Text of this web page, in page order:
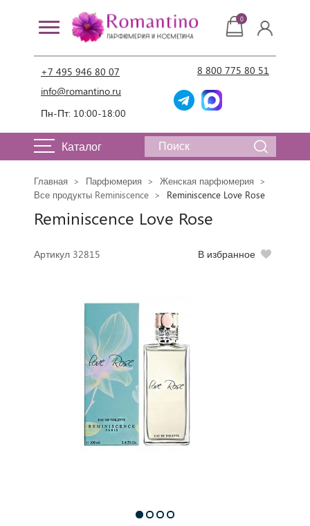
+7 495 946 80 07
info@romantino.ru
Пн-Пт: 10:00-18:00
8 800 775 80 51
0
Каталог
Главная Парфюмерия
Женская парфюмерия
Все продукты Reminiscence
Reminiscence Love Rose
Reminiscence Love Rose
Артикул 32815 В избранное